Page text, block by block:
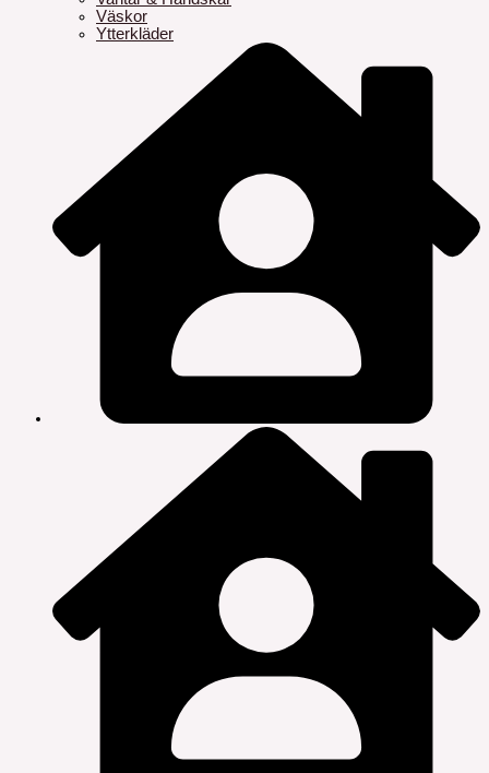
Väskor
Ytterkläder